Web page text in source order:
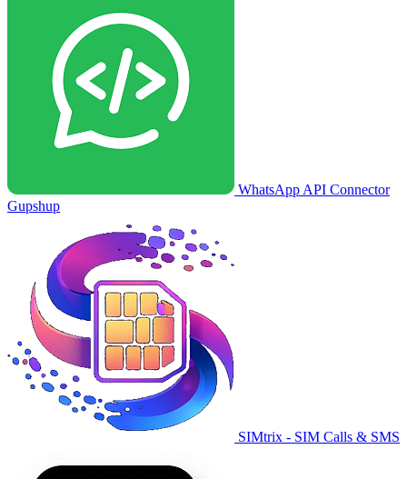
WhatsApp API Connector
Gupshup
SIMtrix - SIM Calls & SMS